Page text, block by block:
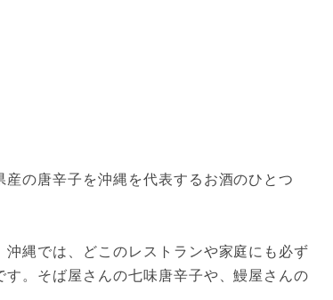
産の唐辛子を沖縄を代表するお酒のひとつ
縄では、どこのレストランや家庭にも必ず
。そば屋さんの七味唐辛子や、鰻屋さんの